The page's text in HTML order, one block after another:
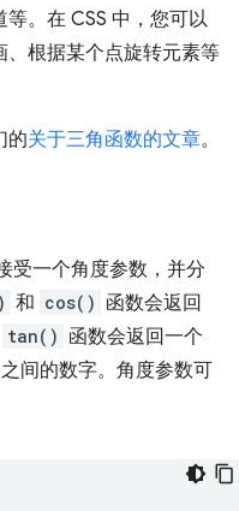
。在 CSS 中，您可以
根据某个点旋转元素等
的关于三角函数的文章。
受一个角度参数，并分
和 cos() 函数会返回
tan() 函数会返回一个
之间的数字。角度参数可